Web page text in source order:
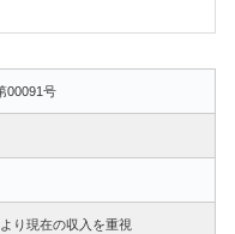
00091号
り現在の収入を重視